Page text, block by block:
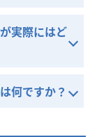
実際にはど
何ですか？